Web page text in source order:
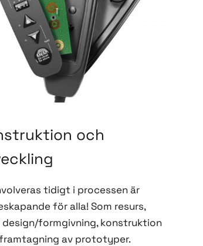
och
tidigt i processen är
för alla! Som resurs,
design/formgivning, konstruktion
av prototyper.